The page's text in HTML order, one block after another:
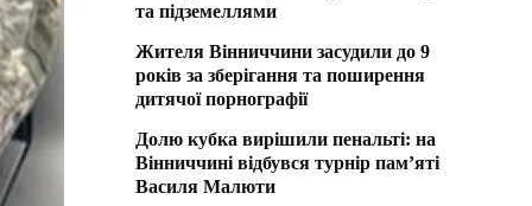
та підземеллями
Жителя Вінниччини засудили до 9
років за зберігання та поширення
дитячої порнографії
Долю кубка вирішили пенальті: на
Вінниччині відбувся турнір пам’яті
Василя Малюти